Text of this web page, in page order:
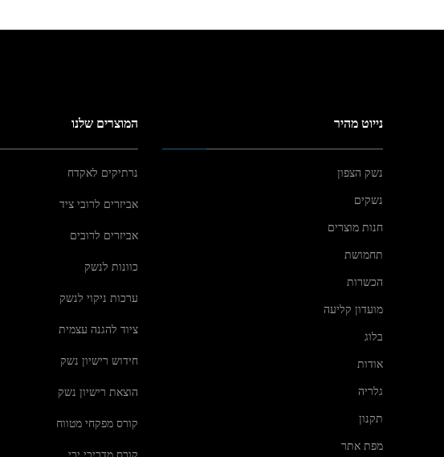
נייוט מהיר
נשק הצפון
נשקים
חנות מוצרים
תחמושת
הכשרות
מועדון קליעה
בלוג
אודות
גלריה
תקנון
מפת אתר
המוצרים שלנו
נרתיקים לאקדח
אביזרים לרובי ציד
אביזרים לרובים
כוונות לנשק
ערכות ניקוי לנשק
ציוד להגנה עצמית
חידוש רישיון נשק
הוצאת רישיון נשק
קורס מפקחי מטווח